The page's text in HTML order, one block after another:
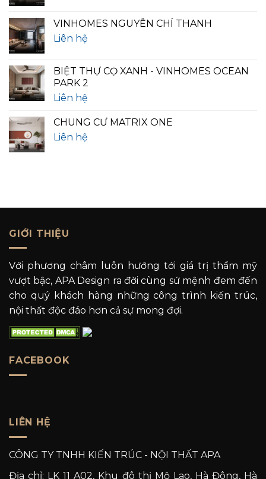
VINHOMES NGUYỄN CHÍ THANH
Liên hệ
BIỆT THỰ CỌ XANH - VINHOMES OCEAN
PARK 2
Liên hệ
CHUNG CƯ MATRIX ONE
Liên hệ
GIỚI THIỆU
Với phương châm luôn hướng tới giá trị thẩm mỹ
vượt bậc, APA Design ra đời cùng sứ mệnh đem đến
cho quý khách hàng những công trình kiến trúc,
nội thất độc đáo hơn cả sự mong đợi.
FACEBOOK
LIÊN HỆ
CÔNG TY TNHH KIẾN TRÚC - NỘI THẤT APA
Địa chỉ: LK 11 A02, Khu đô thị Mộ Lao, Hà Đông, Hà